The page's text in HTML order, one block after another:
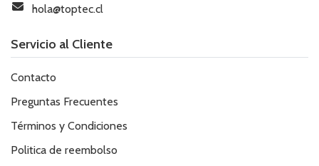
hola@toptec.cl
Servicio al Cliente
Contacto
Preguntas Frecuentes
Términos y Condiciones
Politica de reembolso